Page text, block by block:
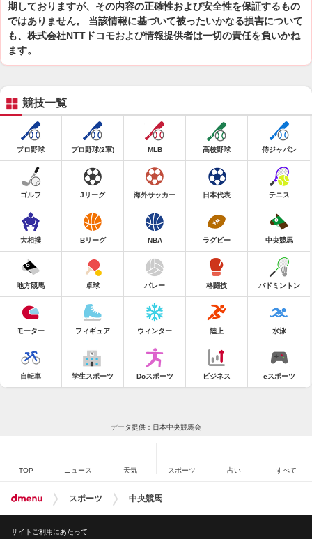
期しておりますが、その内容の正確性および安全性を保証するもの
ではありません。 当該情報に基づいて被ったいかなる損害について
も、株式会社NTTドコモおよび情報提供者は一切の責任を負いかね
ます。
競技一覧
プロ野球 プロ野球(2軍) MLB 高校野球 侍ジャパン
ゴルフ Jリーグ 海外サッカー 日本代表 テニス
大相撲 Bリーグ NBA ラグビー 中央競馬
地方競馬 卓球 バレー 格闘技 バドミントン
モーター フィギュア ウィンター 陸上 水泳
自転車 学生スポーツ Doスポーツ ビジネス eスポーツ
データ提供：日本中央競馬会
TOP ニュース 天気 スポーツ 占い すべて
スポーツ 中央競馬
サイトご利用にあたって